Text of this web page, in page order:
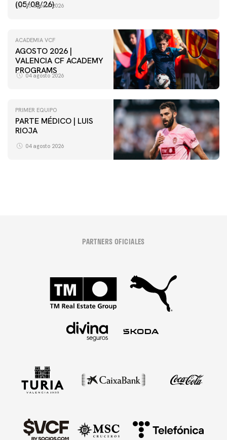
(05/08/26)
05 agosto 2026
ACADEMIA VCF
AGOSTO 2026 |
VALENCIA CF ACADEMY
PROGRAMS
04 agosto 2026
PRIMER EQUIPO
PARTE MÉDICO | LUIS
RIOJA
04 agosto 2026
VCF FEMENINO
ENTRENAMIENTO DEL VALENCIA CF FEMENINO
(04/08/26)
PARTNERS OFICIALES